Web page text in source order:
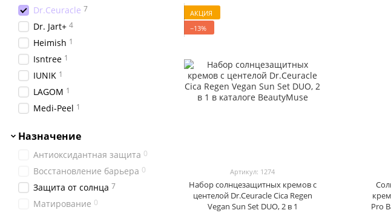
АКЦИЯ
−13%
Артикул: 1274
Набор солнцезащитных кремов с
центелой Dr.Ceuracle Cica Regen
Vegan Sun Set DUO, 2 в 1
Pro
Dr.Ceuracle 7
Dr. Jart+ 4
Heimish 1
Isntree 1
IUNIK 1
LAGOM 1
Medi-Peel 1
Needly 2
Purito Seoul 2
Real Barrier 1
ROUND LAB 4
SKIN1004 4
Назначение
Антиоксидантная защита 0
Восстановление барьера 0
Защита от солнца 7
Матирование 0